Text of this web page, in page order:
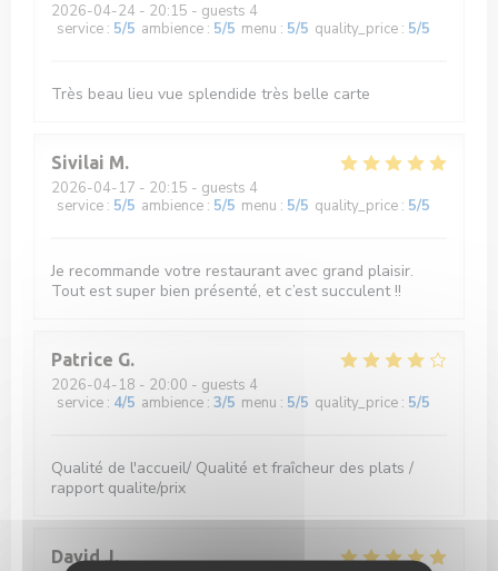
2026-04-24 - 20:15 - guests 4
service : 5/5 ambience : 5/5 menu : 5/5 quality_price : 5/5
Très beau lieu vue splendide très belle carte
Sivilai M
2026-04-17 - 20:15 - guests 4
service : 5/5 ambience : 5/5 menu : 5/5 quality_price : 5/5
Je recommande votre restaurant avec grand plaisir.
Tout est super bien présenté, et c’est succulent !!
Patrice G
2026-04-18 - 20:00 - guests 4
service : 4/5 ambience : 3/5 menu : 5/5 quality_price : 5/5
Qualité de l'accueil/ Qualité et fraîcheur des plats /
rapport qualite/prix
David J